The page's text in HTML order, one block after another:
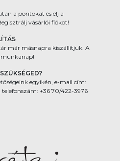
a pontokat és élj a
vásárlói fiókot!
már másnapra kiszállítjuk. A
munkanap!
egyikén, e-mail cím:
+36 70/422-3976